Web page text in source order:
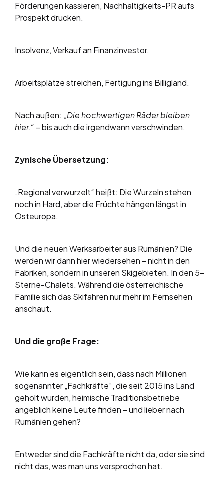
Förderungen kassieren, Nachhaltigkeits-PR aufs
Prospekt drucken.
Insolvenz, Verkauf an Finanzinvestor.
Arbeitsplätze streichen, Fertigung ins Billigland.
Nach außen: „Die hochwertigen Räder bleiben
hier.“ – bis auch die irgendwann verschwinden.
Zynische Übersetzung:
„Regional verwurzelt“ heißt: Die Wurzeln stehen
noch in Hard, aber die Früchte hängen längst in
Osteuropa.
Und die neuen Werksarbeiter aus Rumänien? Die
werden wir dann hier wiedersehen – nicht in den
Fabriken, sondern in unseren Skigebieten. In den 5-
Sterne-Chalets. Während die österreichische
Familie sich das Skifahren nur mehr im Fernsehen
anschaut.
Und die große Frage:
Wie kann es eigentlich sein, dass nach Millionen
sogenannter „Fachkräfte“, die seit 2015 ins Land
geholt wurden, heimische Traditionsbetriebe
angeblich keine Leute finden – und lieber nach
Rumänien gehen?
Entweder sind die Fachkräfte nicht da, oder sie sind
nicht das, was man uns versprochen hat.